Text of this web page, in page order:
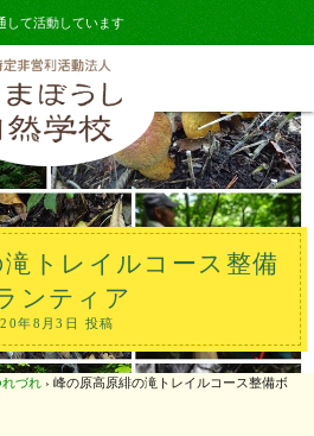
して活動しています
トレイルコース整備
ンティア
年8月3日 投稿
れづれ › 峰の原高原緋の滝トレイルコース整備ボ